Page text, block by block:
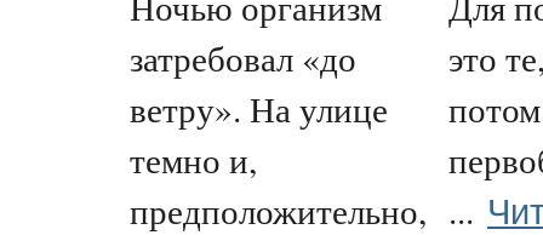
затребовал «до
ветру». На улице
темно и,
предположительно,
это
...